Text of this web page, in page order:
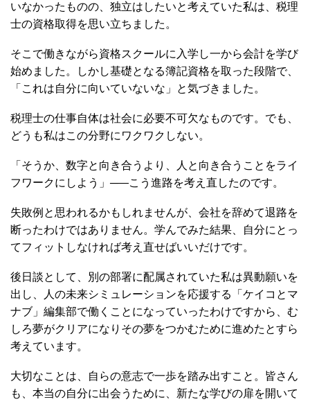
いなかったものの、独立はしたいと考えていた私は、税理
士の資格取得を思い立ちました。
そこで働きながら資格スクールに入学し一から会計を学び
始めました。しかし基礎となる簿記資格を取った段階で、
「これは自分に向いていないな」と気づきました。
税理士の仕事自体は社会に必要不可欠なものです。でも、
どうも私はこの分野にワクワクしない。
「そうか、数字と向き合うより、人と向き合うことをライ
フワークにしよう」─―こう進路を考え直したのです。
失敗例と思われるかもしれませんが、会社を辞めて退路を
断ったわけではありません。学んでみた結果、自分にとっ
てフィットしなければ考え直せばいいだけです。
後日談として、別の部署に配属されていた私は異動願いを
出し、人の未来シミュレーションを応援する「ケイコとマ
ナブ」編集部で働くことになっていったわけですから、む
しろ夢がクリアになりその夢をつかむために進めたとすら
考えています。
大切なことは、自らの意志で一歩を踏み出すこと。皆さん
も、本当の自分に出会うために、新たな学びの扉を開いて